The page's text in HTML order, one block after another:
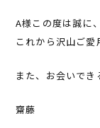
A様この度は誠に
これから沢山ご愛
また、お会いでき
齋藤